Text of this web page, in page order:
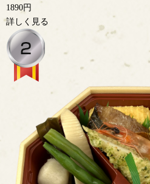
1890円
詳しく見る